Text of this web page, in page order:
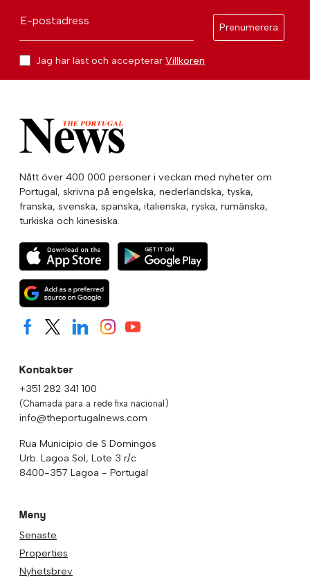
E-postadress
Prenumerera
Jag har läst och accepterar Villkoren
Nått över 400 000 personer i veckan med nyheter om
Portugal, skrivna på engelska, nederländska, tyska,
franska, svenska, spanska, italienska, ryska, rumänska,
turkiska och kinesiska.
Kontakter
+351 282 341 100
(Chamada para a rede fixa nacional)
info@theportugalnews.com
Rua Municipio de S Domingos
Urb. Lagoa Sol, Lote 3 r/c
8400-357 Lagoa - Portugal
Meny
Senaste
Properties
Nyhetsbrev